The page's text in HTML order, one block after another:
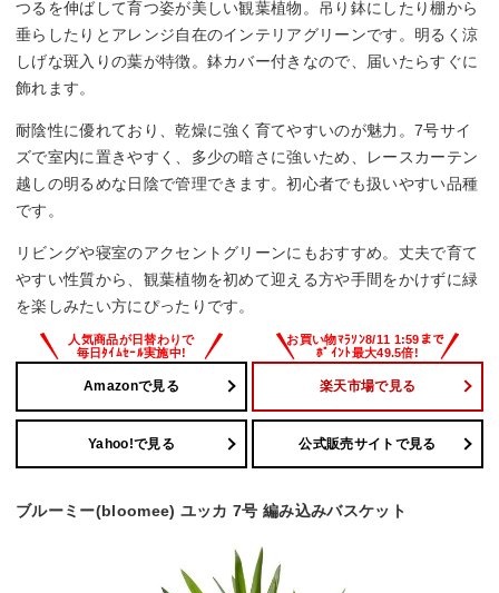
つるを伸ばして育つ姿が美しい観葉植物。吊り鉢にしたり棚から
垂らしたりとアレンジ自在のインテリアグリーンです。明るく涼
しげな斑入りの葉が特徴。鉢カバー付きなので、届いたらすぐに
飾れます。
耐陰性に優れており、乾燥に強く育てやすいのが魅力。7号サイ
ズで室内に置きやすく、多少の暗さに強いため、レースカーテン
越しの明るめな日陰で管理できます。初心者でも扱いやすい品種
です。
リビングや寝室のアクセントグリーンにもおすすめ。丈夫で育て
やすい性質から、観葉植物を初めて迎える方や手間をかけずに緑
を楽しみたい方にぴったりです。
Amazonで見る 楽天市場で見る
Yahoo!で見る 公式販売サイトで見る
ブルーミー(bloomee) ユッカ 7号 編み込みバスケット